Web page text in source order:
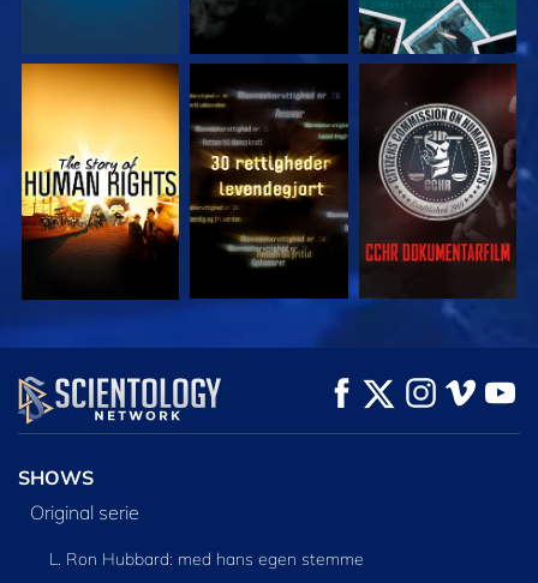
SE SE SE
SE UDFORSK SERIEN
SHOWS
Original serie
L. Ron Hubbard: med hans egen stemme